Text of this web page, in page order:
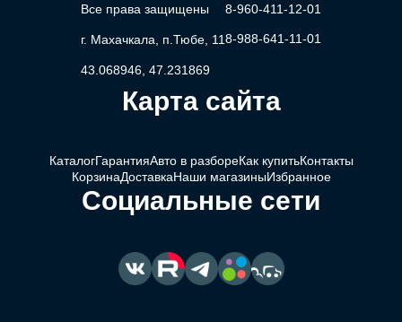
Все права защищены
г. Махачкала, п.Тюбе, 11
43.068946, 47.231869
8-960-411-12-01
8-988-641-11-01
Карта сайта
КаталогГарантияАвто в разбореКак купитьКонтакты
КорзинаДоставкаНаши магазиныИзбранное
Социальные сети